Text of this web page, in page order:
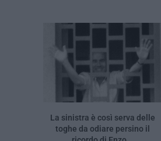
La sinistra è così serva delle
toghe da odiare persino il